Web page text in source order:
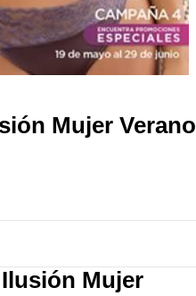
Mujer Verano
Mujer